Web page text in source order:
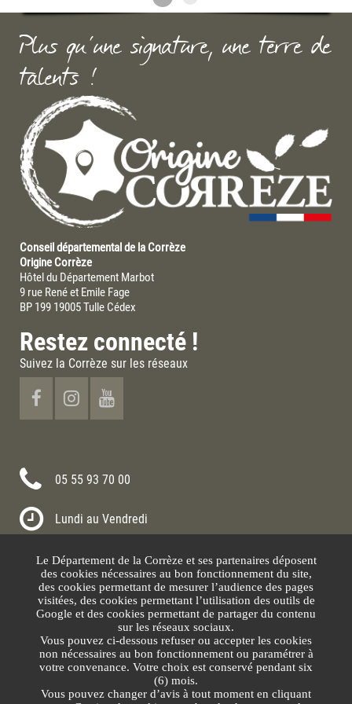
Plus qu'une signature, une terre de
talents !
Conseil départemental de la Corrèze
Origine Corrèze
Hôtel du Département Marbot
9 rue René et Emile Fage
BP 199 19005 Tulle Cédex
Restez connecté !
Suivez la Corrèze sur les réseaux
05 55 93 70 00
Lundi au Vendredi
Nous contacter
Le Département de la Corrèze et ses partenaires déposent
des cookies nécessaires au bon fonctionnement du site,
des cookies permettant de mesurer l’audience des pages
visitées, des cookies permettant l’utilisation des outils de
Google et des cookies permettant de partager du contenu
sur les réseaux sociaux.
Vous pouvez ci-dessous refuser ou accepter les cookies
non nécessaires au bon fonctionnement ou paramétrer à
votre convenance. Votre choix est conservé pendant six
(6) mois.
Vous pouvez changer d’avis à tout moment en cliquant